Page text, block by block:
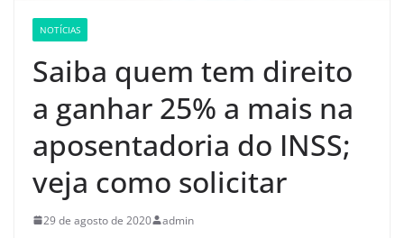
NOTÍCIAS
Saiba quem tem direito
a ganhar 25% a mais na
aposentadoria do INSS;
veja como solicitar
29 de agosto de 2020 admin